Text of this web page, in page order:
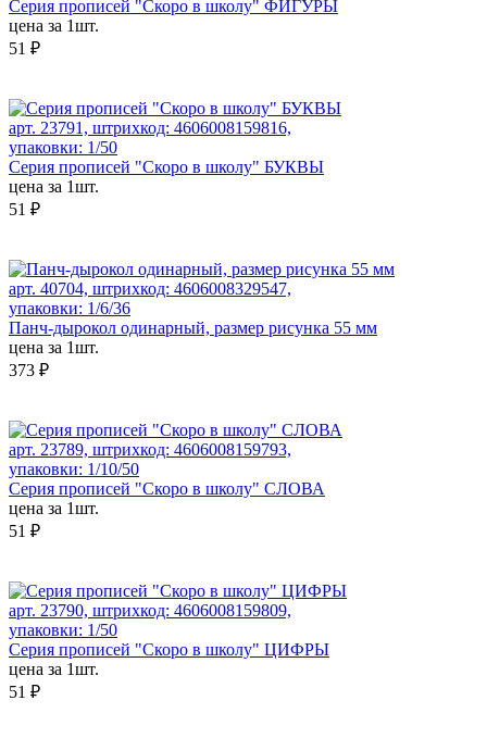
Серия прописей "Скоро в школу" ФИГУРЫ
цена за 1шт.
51 ₽
арт. 23791, штрихкод: 4606008159816,
упаковки: 1/50
Серия прописей "Скоро в школу" БУКВЫ
цена за 1шт.
51 ₽
арт. 40704, штрихкод: 4606008329547,
упаковки: 1/6/36
Панч-дырокол одинарный, размер рисунка 55 мм
цена за 1шт.
373 ₽
арт. 23789, штрихкод: 4606008159793,
упаковки: 1/10/50
Серия прописей "Скоро в школу" СЛОВА
цена за 1шт.
51 ₽
арт. 23790, штрихкод: 4606008159809,
упаковки: 1/50
Серия прописей "Скоро в школу" ЦИФРЫ
цена за 1шт.
51 ₽